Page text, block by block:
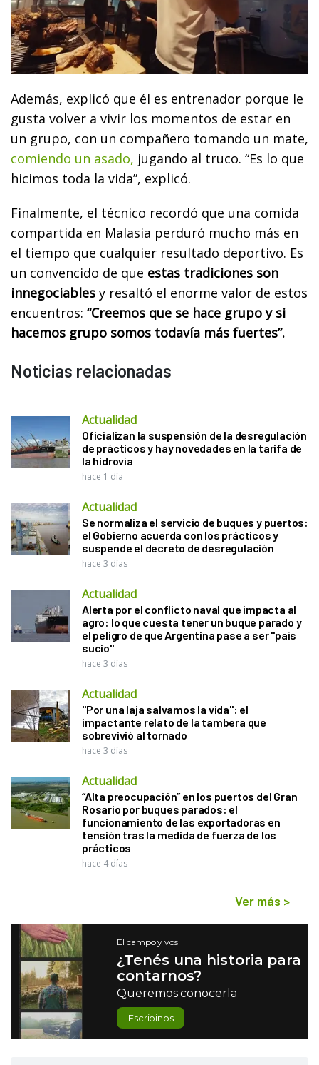
Además, explicó que él es entrenador porque le
gusta volver a vivir los momentos de estar en
un grupo, con un compañero tomando un mate,
comiendo un asado, jugando al truco. “Es lo que
hicimos toda la vida”, explicó.
Finalmente, el técnico recordó que una comida
compartida en Malasia perduró mucho más en
el tiempo que cualquier resultado deportivo. Es
un convencido de que estas tradiciones son
innegociables y resaltó el enorme valor de estos
encuentros: “Creemos que se hace grupo y si
hacemos grupo somos todavía más fuertes”.
Noticias relacionadas
Actualidad
Oficializan la suspensión de la desregulación
de prácticos y hay novedades en la tarifa de
la hidrovía
hace 1 día
Actualidad
Se normaliza el servicio de buques y puertos:
el Gobierno acuerda con los prácticos y
suspende el decreto de desregulación
hace 3 días
Actualidad
Alerta por el conflicto naval que impacta al
agro: lo que cuesta tener un buque parado y
el peligro de que Argentina pase a ser "país
sucio"
hace 3 días
Actualidad
"Por una laja salvamos la vida": el
impactante relato de la tambera que
sobrevivió al tornado
hace 3 días
Actualidad
“Alta preocupación” en los puertos del Gran
Rosario por buques parados: el
funcionamiento de las exportadoras en
tensión tras la medida de fuerza de los
prácticos
hace 4 días
Ver más >
El campo y vos
¿Tenés una historia para
contarnos?
Queremos conocerla
Escribinos